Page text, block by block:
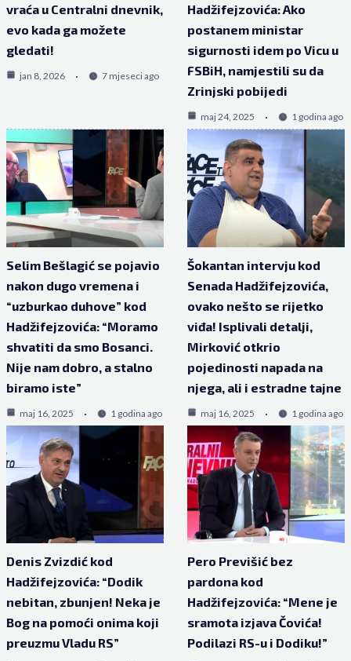
vraća u Centralni dnevnik,
evo kada ga možete
gledati!
jan 8, 2026 7 mjeseci ago
Hadžifejzovića: Ako
postanem ministar
sigurnosti idem po Vicu u
FSBiH, namjestili su da
Zrinjski pobijedi
maj 24, 2025 1 godina ago
Selim Bešlagić se pojavio
nakon dugo vremena i
“uzburkao duhove” kod
Hadžifejzovića: “Moramo
shvatiti da smo Bosanci.
Nije nam dobro, a stalno
biramo iste”
maj 16, 2025 1 godina ago
Šokantan intervju kod
Senada Hadžifejzovića,
ovako nešto se rijetko
viđa! Isplivali detalji,
Mirković otkrio
pojedinosti napada na
njega, ali i estradne tajne
maj 16, 2025 1 godina ago
Denis Zvizdić kod
Hadžifejzovića: “Dodik
nebitan, zbunjen! Neka je
Bog na pomoći onima koji
preuzmu Vladu RS”
Pero Previšić bez
pardona kod
Hadžifejzovića: “Mene je
sramota izjava Čovića!
Podilazi RS-u i Dodiku!”